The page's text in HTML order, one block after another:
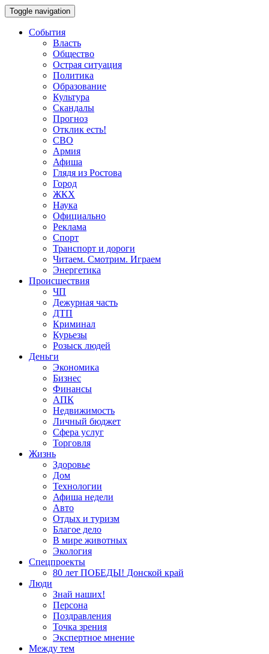
Toggle navigation
События
Власть
Общество
Острая ситуация
Политика
Образование
Культура
Скандалы
Прогноз
Отклик есть!
СВО
Армия
Афиша
Глядя из Ростова
Город
ЖКХ
Наука
Официально
Реклама
Спорт
Транспорт и дороги
Читаем. Смотрим. Играем
Энергетика
Происшествия
ЧП
Дежурная часть
ДТП
Криминал
Курьезы
Розыск людей
Деньги
Экономика
Бизнес
Финансы
АПК
Недвижимость
Личный бюджет
Сфера услуг
Торговля
Жизнь
Здоровье
Дом
Технологии
Афиша недели
Авто
Отдых и туризм
Благое дело
В мире животных
Экология
Спецпроекты
80 лет ПОБЕДЫ! Донской край
Люди
Знай наших!
Персона
Поздравления
Точка зрения
Экспертное мнение
Между тем